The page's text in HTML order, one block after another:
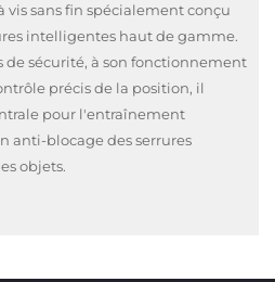
sans fin spécialement conçu
intelligentes haut de gamme.
de sécurité, à son fonctionnement
précis de la position, il
pour l'entraînement
anti-blocage des serrures
objets.